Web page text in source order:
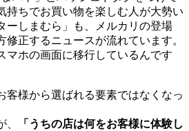
持ちでお買い物を楽しむ人が大勢い
ーしまむら」も、メルカリの登場
修正するニュースが流れています。
マホの画面に移行しているんです
客様から選ばれる要素ではなくなっ
「うちの店は何をお客様に体験し